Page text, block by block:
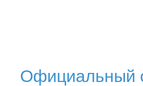
Официальный